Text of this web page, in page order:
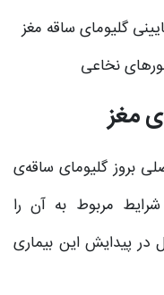
گلیوماى ساقه مغز
نخاعى
مغز
بروز گلیومای ساقه‌ی
مربوط به آن را
در پیدایش این بیماری